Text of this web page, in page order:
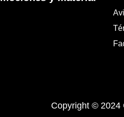
Copyright © 2024